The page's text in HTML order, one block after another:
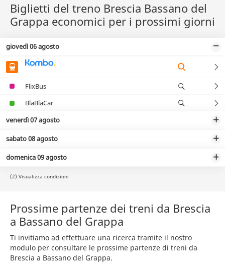
Biglietti del treno Brescia Bassano del
Grappa economici per i prossimi giorni
giovedì 06 agosto
FlixBus
BlaBlaCar
venerdì 07 agosto
sabato 08 agosto
domenica 09 agosto
(2) Visualizza condizioni
Prossime partenze dei treni da Brescia
a Bassano del Grappa
Ti invitiamo ad effettuare una ricerca tramite il nostro
modulo per consultare le prossime partenze di treni da
Brescia a Bassano del Grappa.